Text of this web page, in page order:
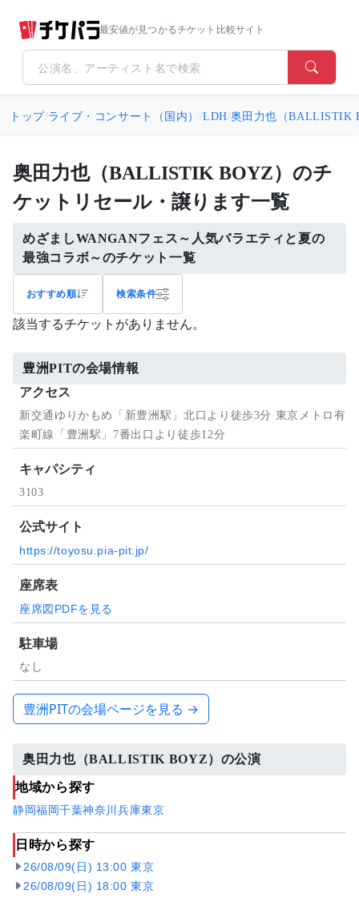
最安値が見つかるチケット比較サイト
トップ/ライブ・コンサート（国内） /LDH/奥田力也（BALLISTIK
奥田力也（BALLISTIK BOYZ）のチ
ケットリセール・譲ります一覧
めざましWANGANフェス～人気バラエティと夏の
最強コラボ～のチケット一覧
おすすめ順 検索条件
該当するチケットがありません。
豊洲PITの会場情報
アクセス
新交通ゆりかもめ「新豊洲駅」北口より徒歩3分 東京メトロ有
楽町線「豊洲駅」7番出口より徒歩12分
キャパシティ
3103
公式サイト
https://toyosu.pia-pit.jp/
座席表
座席図PDFを見る
駐車場
なし
豊洲PITの会場ページを見る →
奥田力也（BALLISTIK BOYZ）の公演
地域から探す
静岡福岡千葉神奈川兵庫東京
日時から探す
26/08/09(日) 13:00 東京
26/08/09(日) 18:00 東京